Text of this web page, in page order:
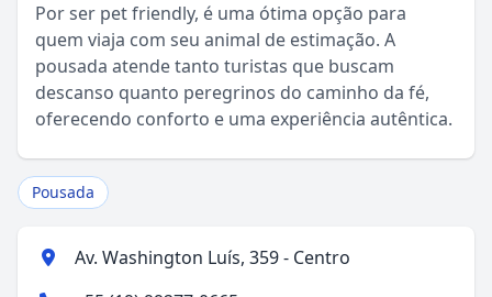
Por ser pet friendly, é uma ótima opção para
quem viaja com seu animal de estimação. A
pousada atende tanto turistas que buscam
descanso quanto peregrinos do caminho da fé,
oferecendo conforto e uma experiência autêntica.
Pousada
Av. Washington Luís, 359 - Centro
Sou Turista em Águas da Prata
Sou Morador